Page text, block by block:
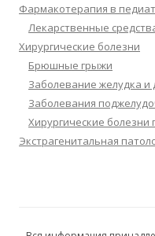
Фармакотерапия в
Лекарственные
Хирургические болезни
Брюшные грыжи
Заболевание желудка
Заболевания
Хирургические болезни
Экстрагенитальная